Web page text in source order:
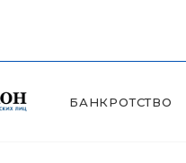
БАНКРОТСТВО